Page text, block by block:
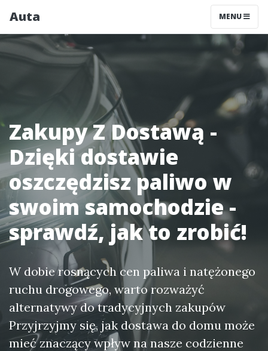
Auta MENU
Zakupy Z Dostawą -
Dzięki dostawie
oszczędzisz paliwo w
swoim samochodzie -
sprawdź, jak to zrobić!
W dobie rosnących cen paliwa i natężonego
ruchu drogowego, warto rozważyć
alternatywy do tradycyjnych zakupów
Przyjrzyjmy się, jak dostawa do domu może
mieć znaczący wpływ na nasze codzienne